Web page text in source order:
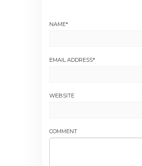
NAME*
EMAIL ADDRESS*
WEBSITE
COMMENT